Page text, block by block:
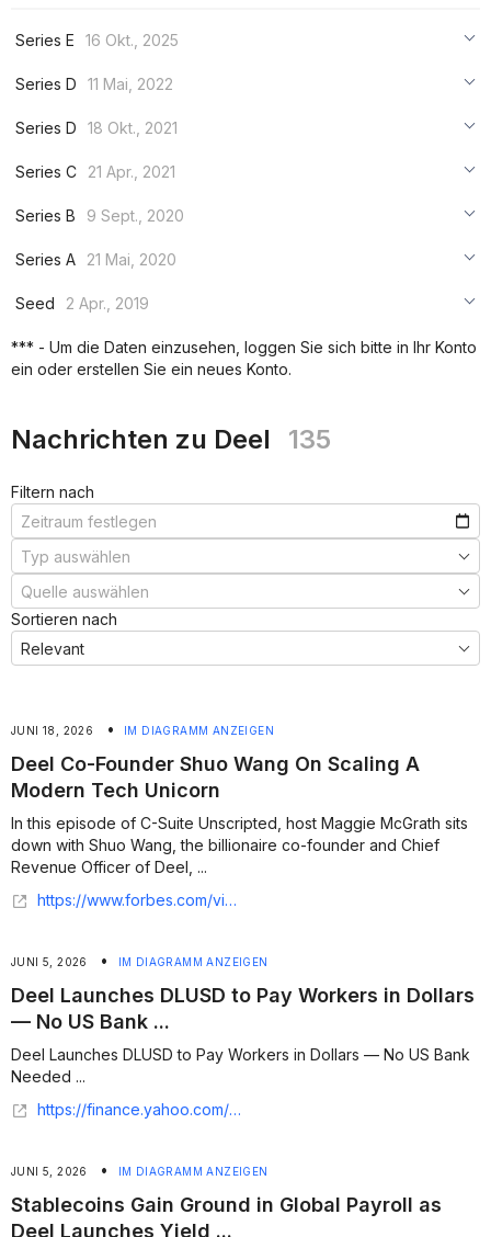
Series E
16 Okt., 2025
***
Series D
11 Mai, 2022
***
Series D
18 Okt., 2021
***
Series C
21 Apr., 2021
***
Series B
9 Sept., 2020
***
Series A
21 Mai, 2020
***
Seed
2 Apr., 2019
***
*** - Um die Daten einzusehen, loggen Sie sich bitte in Ihr Konto
ein oder erstellen Sie ein neues Konto.
Nachrichten zu Deel 135
Filtern nach
Sortieren nach
JUNI 18, 2026 • IM DIAGRAMM ANZEIGEN
Deel Co-Founder Shuo Wang On Scaling A
Modern Tech Unicorn
In this episode of C-Suite Unscripted, host Maggie McGrath sits
down with Shuo Wang, the billionaire co-founder and Chief
Revenue Officer of Deel, ...
https://www.forbes.com/video/06beb3d7-39ec-44c4-ac78-efda462cf46b/deel-cofounder-shuo-wang-on-scaling-a-modern-tech-unicorn/
JUNI 5, 2026 • IM DIAGRAMM ANZEIGEN
Deel Launches DLUSD to Pay Workers in Dollars
— No US Bank ...
Deel Launches DLUSD to Pay Workers in Dollars — No US Bank
Needed ...
https://finance.yahoo.com/markets/crypto/articles/deel-launches-dlusd-pay-workers-060149026.html
JUNI 5, 2026 • IM DIAGRAMM ANZEIGEN
Stablecoins Gain Ground in Global Payroll as
Deel Launches Yield ...